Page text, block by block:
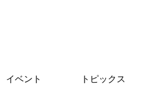
イベント トピックス